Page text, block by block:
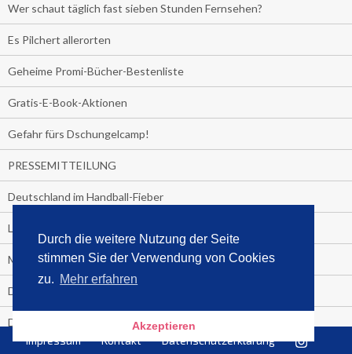
Durch die weitere Nutzung der Seite
stimmen Sie der Verwendung von Cookies
zu. Mehr erfahren
Akzeptieren
Wer schaut täglich fast sieben Stunden Fernsehen?
Es Pilchert allerorten
Geheime Promi-Bücher-Bestenliste
Gratis-E-Book-Aktionen
Gefahr fürs Dschungelcamp!
PRESSEMITTEILUNG
Deutschland im Handball-Fieber
Libri und Media Control verlängern Vertrag langfristig
Medienquiz:
Deutschlands Jahrescharts 2018
Die TV-Quotenkönige 2018
Impressum Kontakt Datenschutzerklärung